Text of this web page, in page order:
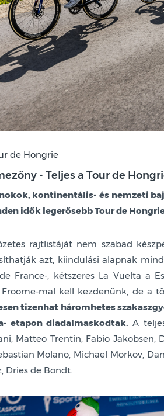
de Hongrie
- Teljes a Tour de
kontinentális- és nemzeti
idők legerősebb Tour de
rajtlistáját nem szabad
azt, kiindulási alapnak
France-, kétszeres La Vuelta a
Froome-mal kell kezdenünk, de a
tizenhat háromhetes
etapon diadalmaskodtak. A
Matteo Trentin, Fabio Jakobsen,
Molano, Michael Morkov,
Dries de Bondt.